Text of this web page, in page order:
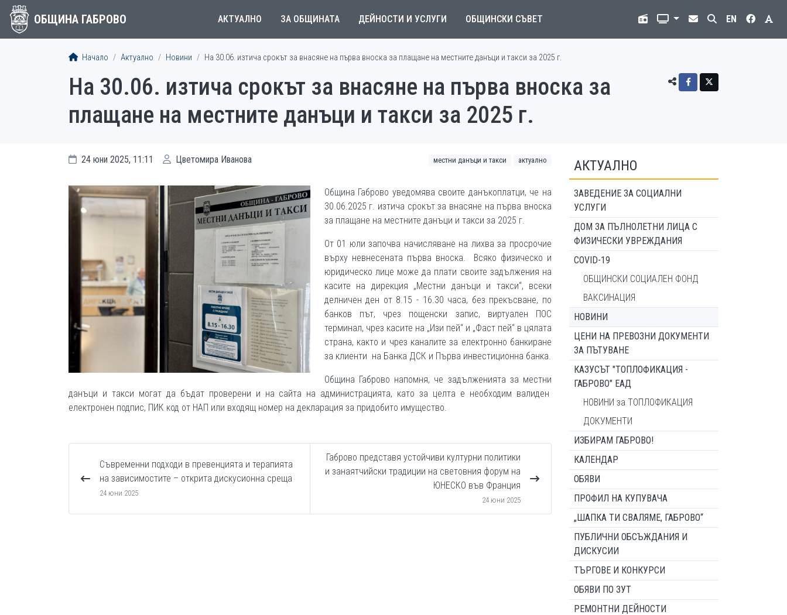
ОБЩИНА ГАБРОВО АКТУАЛНО ЗА ОБЩИНАТА ДЕЙНОСТИ И УСЛУГИ ОБЩИНСКИ СЪВЕТ EN
Начало Актуално Новини На 30.06. изтича срокът за внасяне на първа вноска за плащане на местните данъци и такси за 2025 г.
На 30.06. изтича срокът за внасяне на първа вноска за
плащане на местните данъци и такси за 2025 г.
24 юни 2025, 11:11 Цветомира Иванова местни данъци и такси актуално
Община Габрово уведомява своите данъкоплатци, че на
30.06.2025 г. изтича срокът за внасяне на първа вноска
за плащане на местните данъци и такси за 2025 г.
От 01 юли започва начисляване на лихва за просрочие
върху невнесената първа вноска. Всяко физическо и
юридическо лице може да плати своите задължения на
касите на дирекция „Местни данъци и такси“, всеки
делничен ден от 8.15 - 16.30 часа, без прекъсване, по
банков път, чрез пощенски запис, виртуален ПОС
терминал, чрез касите на „Изи пей“ и „Фаст пей“ в цялата
страна, както и чрез каналите за електронно банкиране
за клиенти на Банка ДСК и Първа инвестиционна банка.
Община Габрово напомня, че задълженията за местни
данъци и такси могат да бъдат проверени и на сайта на администрацията, като за целта е необходим валиден
електронен подпис, ПИК код от НАП или входящ номер на декларация за придобито имущество.
Съвременни подходи в превенцията и терапията
на зависимостите – открита дискусионна среща
24 юни 2025
Габрово представя устойчиви културни политики
и занаятчийски традиции на световния форум на
ЮНЕСКО във Франция
24 юни 2025
АКТУАЛНО
ЗАВЕДЕНИЕ ЗА СОЦИАЛНИ
УСЛУГИ
ДОМ ЗА ПЪЛНОЛЕТНИ ЛИЦА С
ФИЗИЧЕСКИ УВРЕЖДАНИЯ
COVID-19
ОБЩИНСКИ СОЦИАЛЕН ФОНД
ВАКСИНАЦИЯ
НОВИНИ
ЦЕНИ НА ПРЕВОЗНИ ДОКУМЕНТИ
ЗА ПЪТУВАНЕ
КАЗУСЪТ "ТОПЛОФИКАЦИЯ -
ГАБРОВО" ЕАД
НОВИНИ за ТОПЛОФИКАЦИЯ
ДОКУМЕНТИ
ИЗБИРАМ ГАБРОВО!
КАЛЕНДАР
ОБЯВИ
ПРОФИЛ НА КУПУВАЧА
„ШАПКА ТИ СВАЛЯМЕ, ГАБРОВО“
ПУБЛИЧНИ ОБСЪЖДАНИЯ И
ДИСКУСИИ
ТЪРГОВЕ И КОНКУРСИ
ОБЯВИ ПО ЗУТ
РЕМОНТНИ ДЕЙНОСТИ